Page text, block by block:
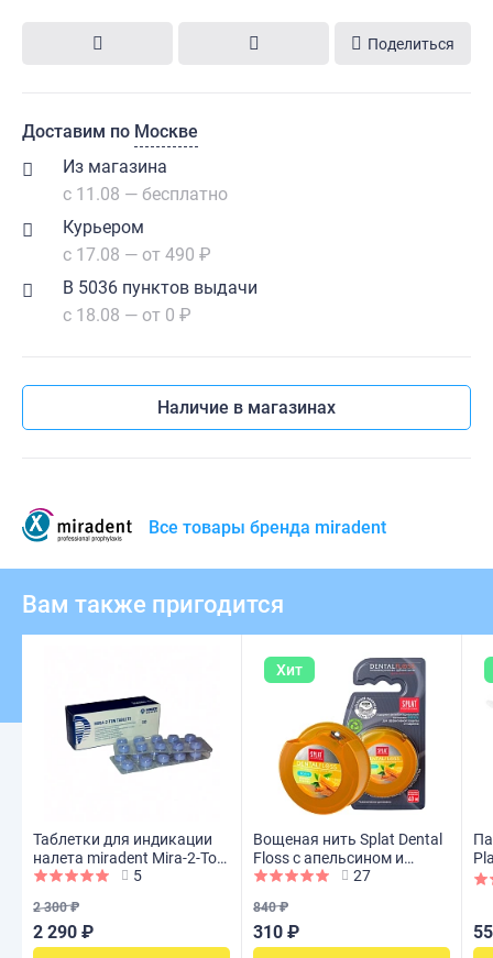
Поделиться
Доставим по Москве
Из магазина
с 11.08 — бесплатно
Курьером
с 17.08 — от 490 ₽
В 5036 пунктов выдачи
с 18.08 — от 0 ₽
Наличие в магазинах
Все товары бренда miradent
Вам также пригодится
Таблетки для индикации
налета miradent Mira-2-Ton,
50 шт
5
2 300 ₽
2 290 ₽
Хит
Вощеная нить Splat Dental
Floss с апельсином и
корицей, 40 м 27
840 ₽
310 ₽
шт